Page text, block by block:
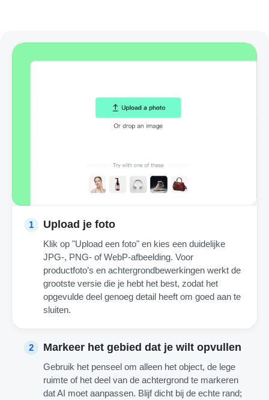
1 Upload je foto
Klik op "Upload een foto" en kies een duidelijke
JPG-, PNG- of WebP-afbeelding. Voor
productfoto’s en achtergrondbewerkingen werkt de
grootste versie die je hebt het best, zodat het
opgevulde deel genoeg detail heeft om goed aan te
sluiten.
2 Markeer het gebied dat je wilt opvullen
Gebruik het penseel om alleen het object, de lege
ruimte of het deel van de achtergrond te markeren
dat AI moet aanpassen. Blijf dicht bij de echte rand;